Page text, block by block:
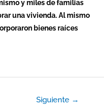
y miles de familias
una vivienda. Al mismo
bienes raíces
Siguiente →